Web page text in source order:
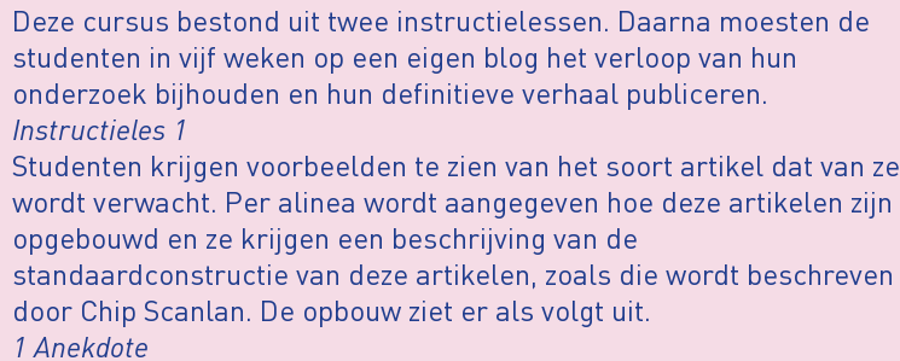
Deze cursus bestond uit twee instructielessen. Daarna moesten de
studenten in vijf weken op een eigen blog het verloop van hun
onderzoek bijhouden en hun definitieve verhaal publiceren.
Instructieles 1
Studenten krijgen voorbeelden te zien van het soort artikel dat van ze
wordt verwacht. Per alinea wordt aangegeven hoe deze artikelen zijn
opgebouwd en ze krijgen een beschrijving van de
standaardconstructie van deze artikelen, zoals die wordt beschreven
door Chip Scanlan. De opbouw ziet er als volgt uit.
1 Anekdote